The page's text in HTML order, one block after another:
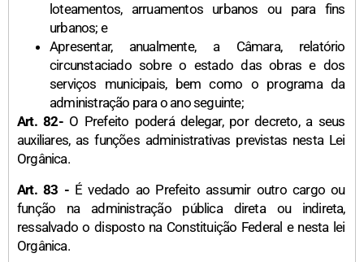
loteamentos, arruamentos urbanos ou para fins
urbanos; e
Apresentar, anualmente, a Câmara, relatório
circunstaciado sobre o estado das obras e dos
serviços municipais, bem como o programa da
administração para o ano seguinte;
Art. 82-O Prefeito poderá delegar, por decreto, a seus
auxiliares, as funções administrativas previstas nesta Lei
Orgânica.
Art. 83 -É vedado ao Prefeito assumir outro cargo ou
função na administração pública direta ou indireta,
ressalvado o disposto na Constituição Federal e nesta lei
Orgânica.